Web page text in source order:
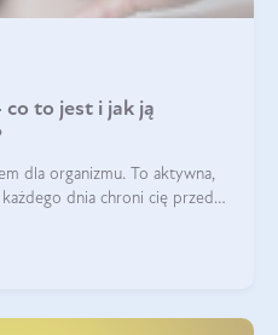
to jest i jak ją
dla organizmu. To aktywna,
dnia chroni cię przed